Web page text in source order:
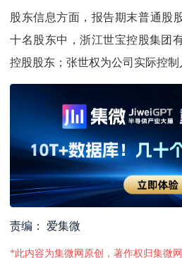
股东信息方面，报告期末普通股
十名股东中，浙江世宝控股集团
控股股东；张世权为公司实际控制
责编： 爱集微
*此内容为集微网原创，著作权归集微